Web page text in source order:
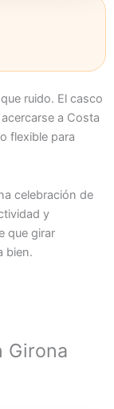
ruido. El casco
a Costa
flexible para
celebración de
y
que girar
bien.
Girona